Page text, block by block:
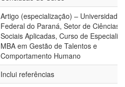
Artigo (especialização) – Universidade
Federal do Paraná, Setor de Ciências
Sociais Aplicadas, Curso de
MBA em Gestão de Talentos e
Comportamento Humano
Inclui referências